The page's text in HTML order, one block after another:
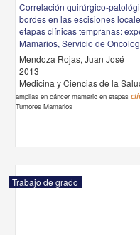
Correlación quirúrgico-
bordes en las escisiones
etapas clínicas tempranas:
Mamarios, Servicio de
Mendoza Rojas, Juan José
2013
Medicina y Ciencias de la
amplias en cáncer mamario en etapas
Tumores Mamarios
Trabajo de grado